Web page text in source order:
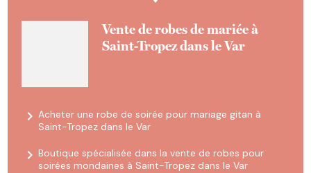
Vente de robes de mariée à
Saint-Tropez dans le Var
navigate_nextAcheter une robe de soirée pour mariage gitan à
Saint-Tropez dans le Var
navigate_nextBoutique spécialisée dans la vente de robes pour
soirées mondaines à Saint-Tropez dans le Var